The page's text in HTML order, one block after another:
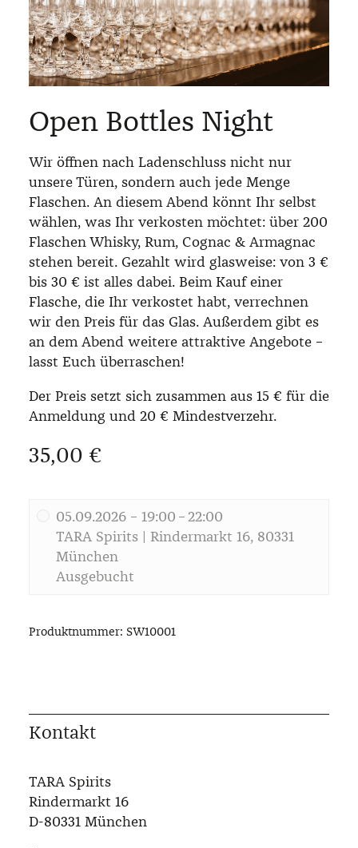
Open Bottles Night
Wir öffnen nach Ladenschluss nicht nur
unsere Türen, sondern auch jede Menge
Flaschen. An diesem Abend könnt Ihr selbst
wählen, was Ihr verkosten möchtet: über 200
Flaschen Whisky, Rum, Cognac & Armagnac
stehen bereit. Gezahlt wird glasweise: von 3 €
bis 30 € ist alles dabei. Beim Kauf einer
Flasche, die Ihr verkostet habt, verrechnen
wir den Preis für das Glas. Außerdem gibt es
an dem Abend weitere attraktive Angebote –
lasst Euch überraschen!
Der Preis setzt sich zusammen aus 15 € für die
Anmeldung und 20 € Mindestverzehr.
Regulärer Preis:
35,00 €
05.09.2026 – 19:00 – 22:00
TARA Spirits | Rindermarkt 16, 80331
München
Ausgebucht
Produktnummer: SW10001
Kontakt
TARA Spirits
Rindermarkt 16
D-80331 München